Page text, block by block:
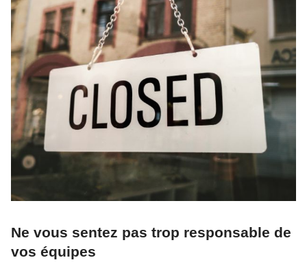
Ne vous sentez pas trop responsable de
vos équipes